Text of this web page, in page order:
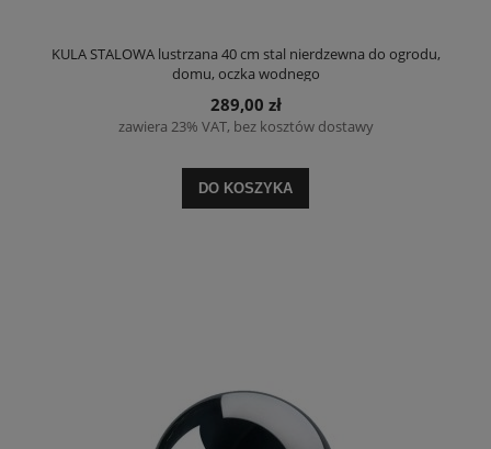
KULA STALOWA lustrzana 40 cm stal nierdzewna do ogrodu,
domu, oczka wodnego
289,00 zł
zawiera 23% VAT, bez kosztów dostawy
DO KOSZYKA